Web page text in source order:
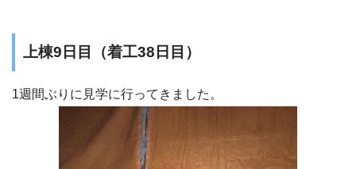
上棟9日目（着工38日目）
1週間ぶりに見学に行ってきました。